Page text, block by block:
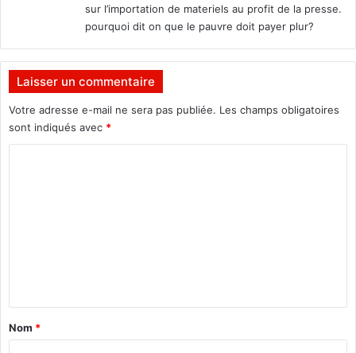
:
sur l’importation de materiels au profit de la presse.
pourquoi dit on que le pauvre doit payer plur?
Laisser un commentaire
Votre adresse e-mail ne sera pas publiée. Les champs obligatoires
sont indiqués avec *
a
Nom *